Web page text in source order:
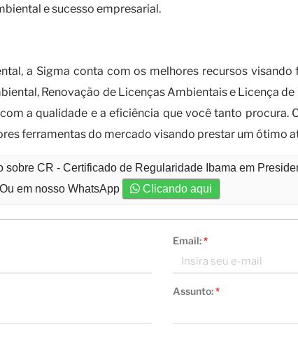
e sucesso empresarial.
a Sigma conta com os melhores recursos
Renovação de Licenças Ambientais e Licença
a qualidade e a eficiência que você tanto procura.
ferramentas do mercado visando prestar um ótimo
sobre CR - Certificado de Regularidade Ibama em
Ou em nosso WhatsApp Clicando aqui
Email:*
Assunto:*